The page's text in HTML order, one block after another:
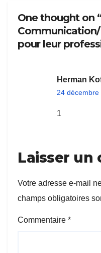
One thought on
pour leur
Herman
24 décembre
1
Laisser un
Votre adresse e-mail
champs obligatoires
Commentaire *